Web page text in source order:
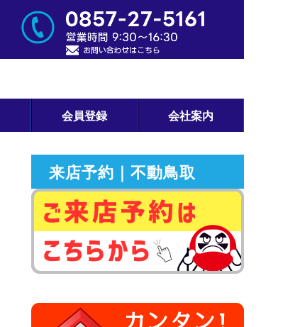
会員登録 会社案内
来店予約｜不動鳥取